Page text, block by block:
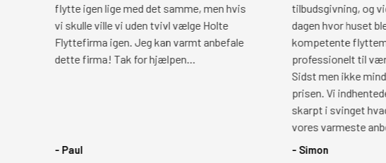
flytte igen lige med det samme, men hvis
vi skulle ville vi uden tvivl vælge Holte
Flyttefirma igen. Jeg kan varmt anbefale
dette firma! Tak for hjælpen…
tilbudsgivning, og vigtigst af
dagen hvor huset blev tømt. 4
kompetente flyttemænd gik
professionelt til værks. En
Sidst men ikke mindst var
prisen. Vi indhentede tre priser
skarpt i svinget hvad prisen
vores varmeste anbefalinger.